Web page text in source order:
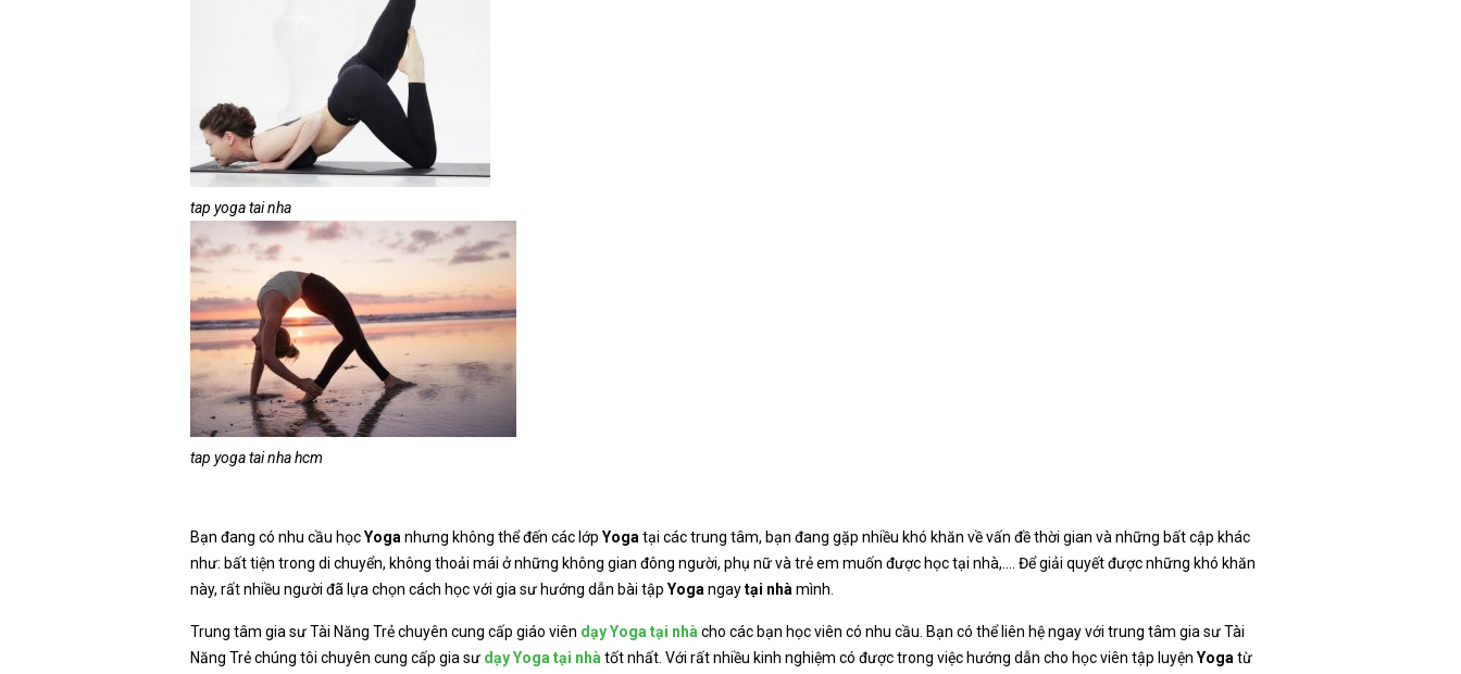
tap yoga tai nha
tap yoga tai nha hcm
Bạn đang có nhu cầu họcYoga nhưng không thể đến các lớp Yoga tại các trung tâm, bạn đang gặp nhiều khó khăn về vấn đề thời gian và những bất cập khác
như: bất tiện trong di chuyển, không thoải mái ở những không gian đông người, phụ nữ và trẻ em muốn được học tại nhà,…. Để giải quyết được những khó khăn
này, rất nhiều người đã lựa chọn cách học với gia sư hướng dẫn bài tập Yoga ngaytại nhà mình.
Trung tâm gia sư Tài Năng Trẻ chuyên cung cấp giáo viên dạy Yoga tại nhà cho các bạn học viên có nhu cầu. Bạn có thể liên hệ ngay với trung tâm gia sư Tài
Năng Trẻ chúng tôi chuyên cung cấp gia sư dạy Yoga tại nhà tốt nhất. Với rất nhiều kinh nghiệm có được trong việc hướng dẫn cho học viên tập luyện Yoga từ